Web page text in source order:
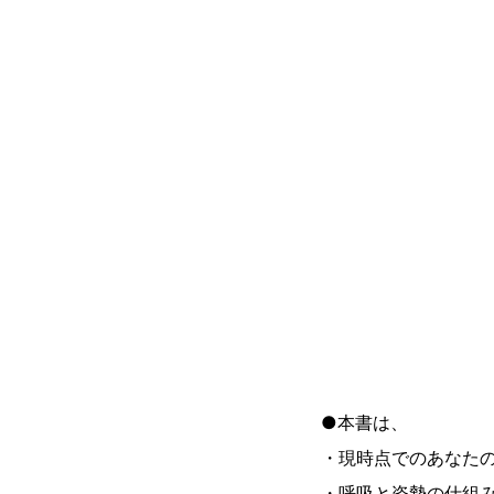
●本書は、
・現時点でのあなた